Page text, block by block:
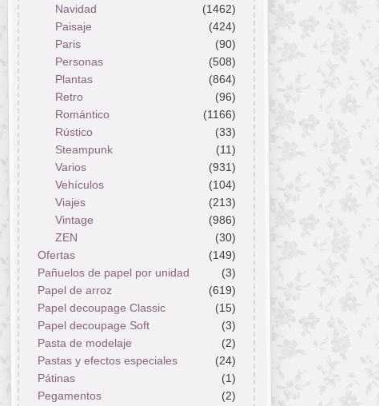
Navidad
(1462)
Paisaje
(424)
Paris
(90)
Personas
(508)
Plantas
(864)
Retro
(96)
Romántico
(1166)
Rústico
(33)
Steampunk
(11)
Varios
(931)
Vehículos
(104)
Viajes
(213)
Vintage
(986)
ZEN
(30)
Ofertas
(149)
Pañuelos de papel por unidad
(3)
Papel de arroz
(619)
Papel decoupage Classic
(15)
Papel decoupage Soft
(3)
Pasta de modelaje
(2)
Pastas y efectos especiales
(24)
Pátinas
(1)
Pegamentos
(2)